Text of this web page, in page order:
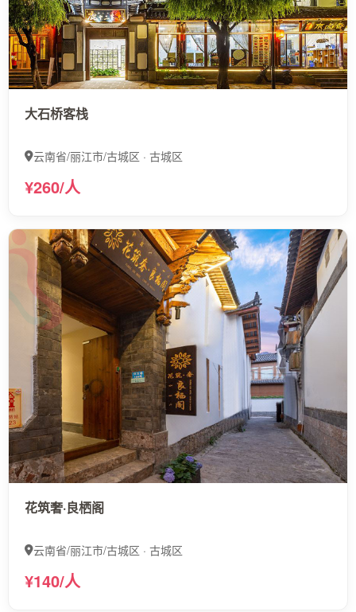
大石桥客栈
云南省/丽江市/古城区 · 古城区
¥260/人
花筑奢·良栖阁
云南省/丽江市/古城区 · 古城区
¥140/人